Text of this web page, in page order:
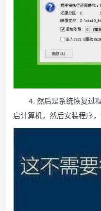
4. 然后是系统恢复过
启计算机，然后安装程序